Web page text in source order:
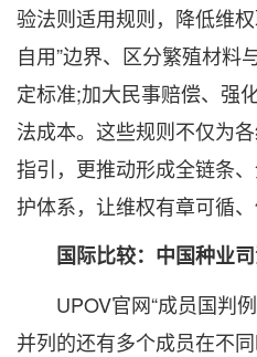
验法则适用规则，降低维
自用”边界、区分繁殖材料
定标准;加大民事赔偿、强
法成本。这些规则不仅为
指引，更推动形成全链条
护体系，让维权有章可循、
国际比较：中国种业司
UPOV官网“成员国判例
并列的还有多个成员在不